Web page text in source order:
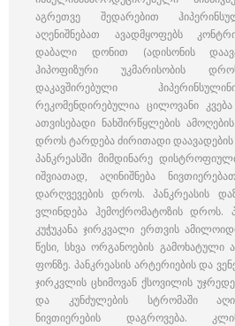
აგრეთვე შედარებით
აღენიშნებათ ავადმყოფებს
დაბალი დონით (ადისონის
ჰიპოფიზური უკმარისობის
დაკავშირებული
რეკომენდირებულია ცილოვანი
ათვისებადი ნახშირწყლების
დროს ტარდება ძირითადი
პანკრეასში მიმდინარე
იშვიათად, აღინიშნება
დარღვევების დროს. პანკრეასის
ვლინდება ჰემოქრომატოზის დროს.
კუჭუკანა ჯირკვალი ერთვის
წესი, სხვა ორგანოების გამოხატული
ფონზე. პანკრეასის არტერიების და
ჯირკვლის ცხიმოვან ქსოვილის
და კუნძულების სტრომაში
ნივთიერების დაგროვება.